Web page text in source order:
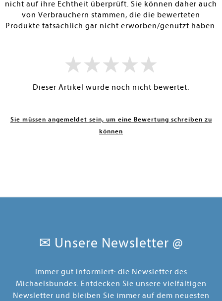
nicht auf ihre Echtheit überprüft. Sie können daher auch
von Verbrauchern stammen, die die bewerteten
Produkte tatsächlich gar nicht erworben/genutzt haben.
Dieser Artikel wurde noch nicht bewertet.
Sie müssen angemeldet sein, um eine Bewertung schreiben zu
können
✉ Unsere Newsletter @
Immer gut informiert: die Newsletter des
Michaelsbundes. Entdecken Sie unsere vielfältigen
Newsletter und bleiben Sie immer auf dem neuesten